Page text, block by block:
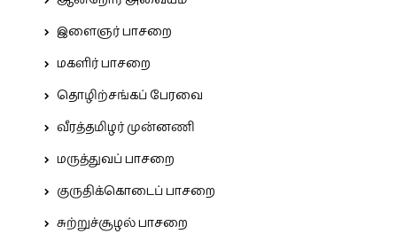
இளைஞர் பாசறை
மகளிர் பாசறை
தொழிற்சங்கப் பேரவை
வீரத்தமிழர் முன்னணி
மருத்துவப் பாசறை
குருதிக்கொடைப் பாசறை
சுற்றுச்சூழல் பாசறை